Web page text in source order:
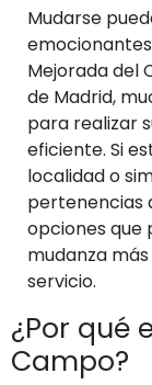
Mudarse
Mejorada del
de Madrid,
para realizar
eficiente. Si
localidad o
pertenencias
opciones que
mudanza
servicio.
¿Por qué
Campo?